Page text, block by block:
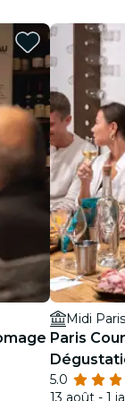
Paris
Apéro
5.0
13 août - 1